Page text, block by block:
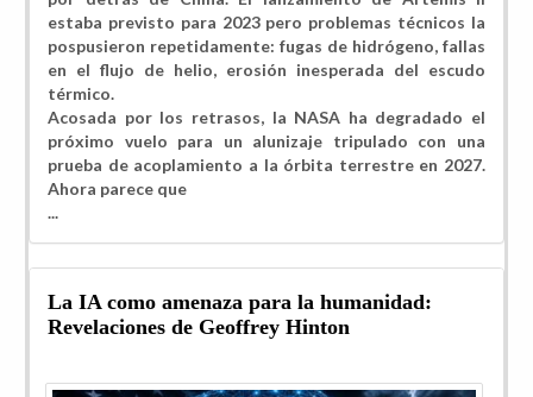
estaba previsto para 2023 pero problemas técnicos la
pospusieron repetidamente: fugas de hidrógeno, fallas
en el flujo de helio, erosión inesperada del escudo
térmico.
Acosada por los retrasos, la NASA ha degradado el
próximo vuelo para un alunizaje tripulado con una
prueba de acoplamiento a la órbita terrestre en 2027.
Ahora parece que
...
La IA como amenaza para la humanidad:
Revelaciones de Geoffrey Hinton